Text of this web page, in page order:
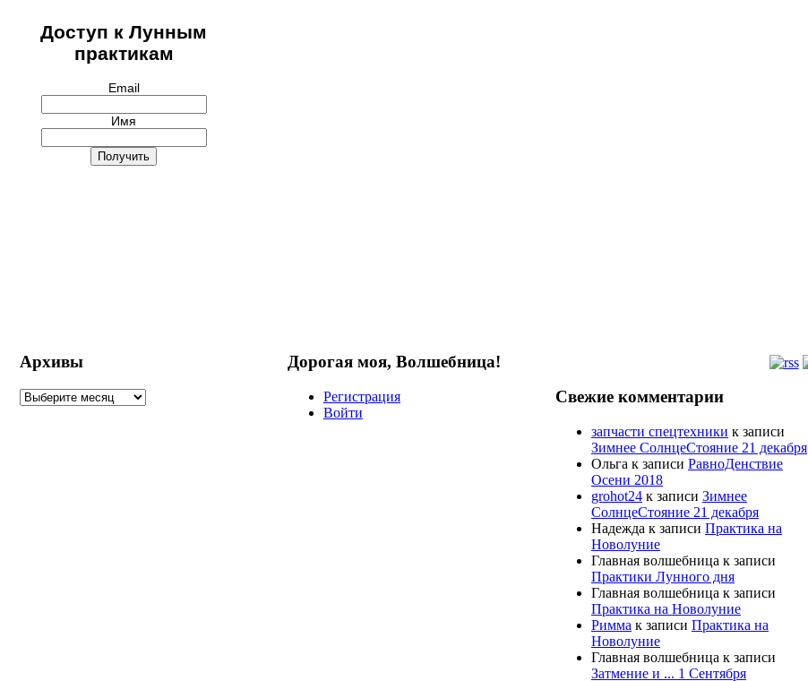
Доступ к Лунным
практикам
Email
Имя
Архивы Дорогая моя, Волшебница!
Регистрация
Войти
Свежие комментарии
запчасти спецтехники к записи
Зимнее СолнцеСтояние 21 декабря
Ольга к записи РавноДенствие
Осени 2018
grohot24 к записи Зимнее
СолнцеСтояние 21 декабря
Надежда к записи Практика на
Новолуние
Главная волшебница к записи
Практики Лунного дня
Главная волшебница к записи
Практика на Новолуние
Римма к записи Практика на
Новолуние
Главная волшебница к записи
Затмение и ... 1 Сентября